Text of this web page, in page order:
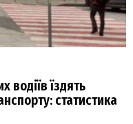
водіїв їздять
статистика